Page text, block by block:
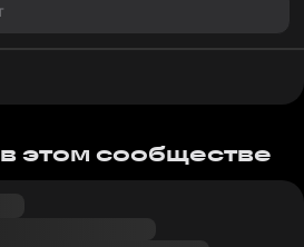
этом сообществе